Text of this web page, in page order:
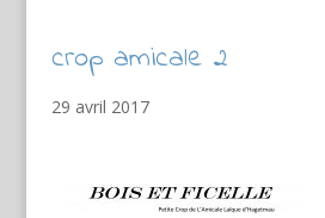
crop amicale 2
29 avril 2017